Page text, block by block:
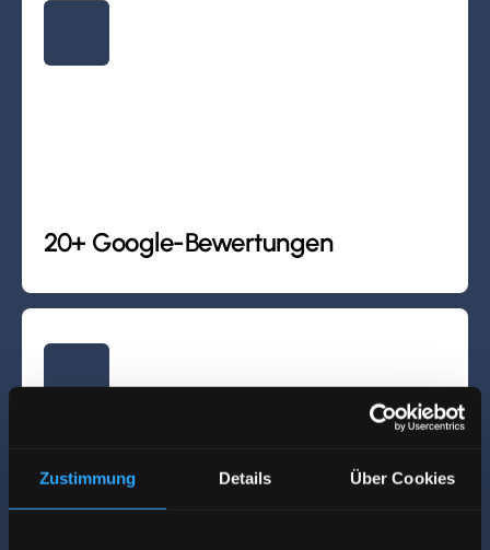
Zustimmung Details Über Cookies
20+ Google-Bewertungen